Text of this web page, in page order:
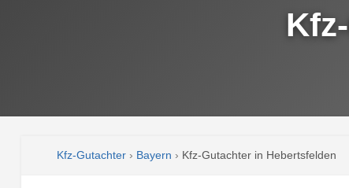
Kfz-Gutachter› Bayern › Kfz-Gutachter in Hebertsfelden